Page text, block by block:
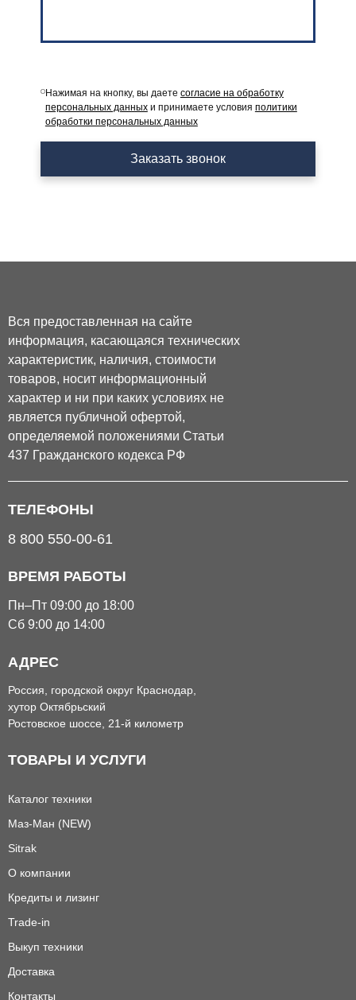
Нажимая на кнопку, вы даете согласие на обработку
персональных данныхи принимаете условия политики
обработки персональных данных
Заказать звонок
Вся предоставленная на сайте
информация, касающаяся технических
характеристик, наличия, стоимости
товаров, носит информационный
характер и ни при каких условиях не
является публичной офертой,
определяемой положениями Статьи
437 Гражданского кодекса РФ
ТЕЛЕФОНЫ
8 800 550-00-61
ВРЕМЯ РАБОТЫ
Пн–Пт 09:00 до 18:00
Сб 9:00 до 14:00
АДРЕС
Россия, городской округ Краснодар,
хутор Октябрьский
Ростовское шоссе, 21-й километр
ТОВАРЫ И УСЛУГИ
Каталог техники
Маз-Ман (NEW)
Sitrak
О компании
Кредиты и лизинг
Trade-in
Выкуп техники
Доставка
Контакты